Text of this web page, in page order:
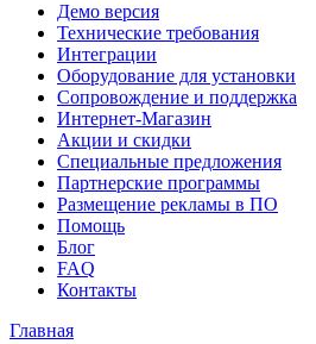
Демо версия
Технические требования
Интеграции
Оборудование для установки
Сопровождение и поддержка
Интернет-Магазин
Акции и скидки
Специальные предложения
Партнерские программы
Размещение рекламы в ПО
Помощь
Блог
FAQ
Контакты
Главная